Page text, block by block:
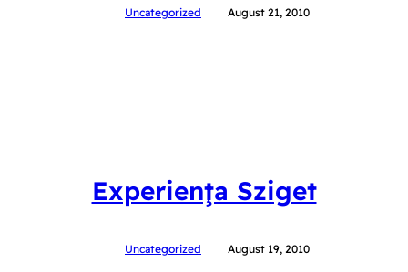
Uncategorized August 21, 2010
Experienţa Sziget
Uncategorized August 19, 2010